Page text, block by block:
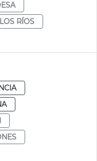
RÍOS